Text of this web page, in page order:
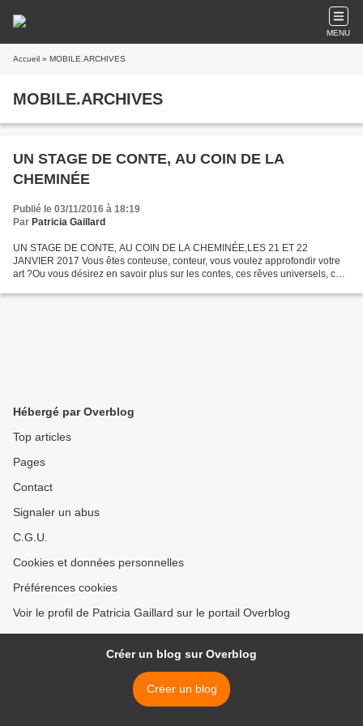
MENU
Accueil » MOBILE.ARCHIVES
MOBILE.ARCHIVES
UN STAGE DE CONTE, AU COIN DE LA
CHEMINÉE
Publié le 03/11/2016 à 18:19
Par Patricia Gaillard
UN STAGE DE CONTE, AU COIN DE LA CHEMINÉE,LES 21 ET 22
JANVIER 2017 Vous êtes conteuse, conteur, vous voulez approfondir votre
art ?Ou vous désirez en savoir plus sur les contes, ces rêves universels, ces
Hébergé par Overblog
Top articles
Pages
Contact
Signaler un abus
C.G.U.
Cookies et données personnelles
Préférences cookies
Voir le profil de Patricia Gaillard sur le portail Overblog
Créer un blog sur Overblog
Créer un blog